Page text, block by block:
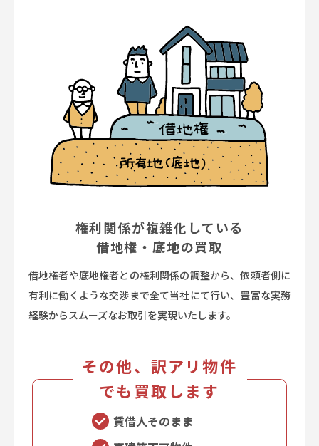
権利関係が複雑化している
借地権・底地の買取
借地権者や底地権者との権利関係の調整から、依頼者側に
有利に働くような交渉まで全て当社にて行い、豊富な実務
経験からスムーズなお取引を実現いたします。
その他、訳アリ物件
でも買取します
賃借人そのまま